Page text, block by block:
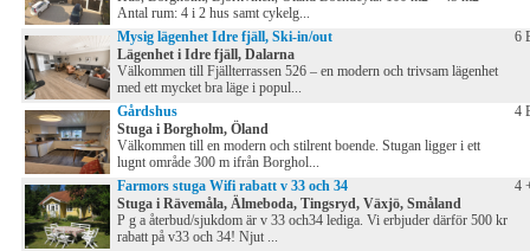
Antal rum: 4 i 2 hus samt cykelg...
Mysig lägenhet Idre fjäll, Ski-in/out
Lägenhet i Idre fjäll, Dalarna
Välkommen till Fjällterrassen 526 – en modern och trivsam lägenhet
med ett mycket bra läge i popul...
6
Gårdshus
Stuga i Borgholm, Öland
Välkommen till en modern och stilrent boende. Stugan ligger i ett
lugnt område 300 m ifrån Borghol...
4
Farmors stuga Wifi rabatt v 33 och 34
Stuga i Rävemåla, Älmeboda, Tingsryd, Växjö, Småland
P g a återbud/sjukdom är v 33 och34 lediga. Vi erbjuder därför 500 kr
rabatt på v33 och 34! Njut ...
4